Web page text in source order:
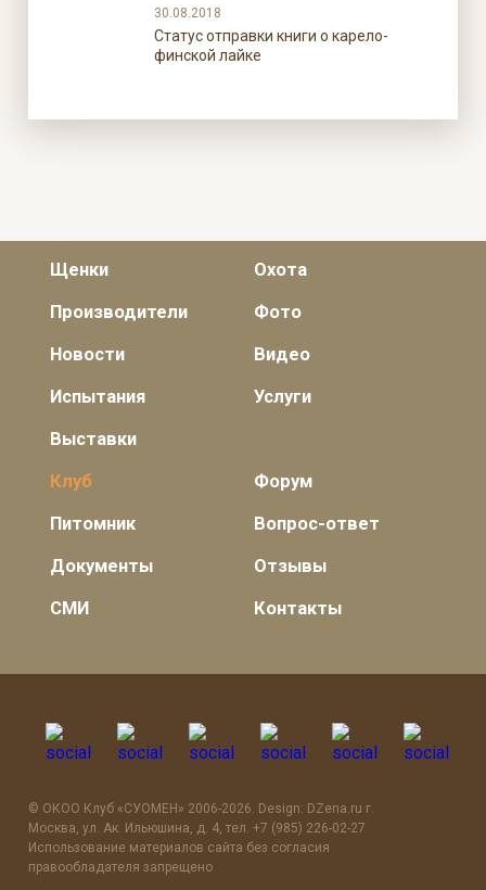
30.08.2018
Статус отправки книги о карело-
финской лайке
Щенки
Производители
Новости
Испытания
Выставки
Охота
Фото
Видео
Услуги
Клуб
Питомник
Документы
СМИ
Форум
Вопрос-ответ
Отзывы
Контакты
© OКОО Клуб «СУОМЕН» 2006-2026. Design: DZena.ru г.
Москва, ул. Ак. Ильюшина, д. 4, тел. +7 (985) 226-02-27
Использование материалов сайта без согласия
правообладателя запрещено